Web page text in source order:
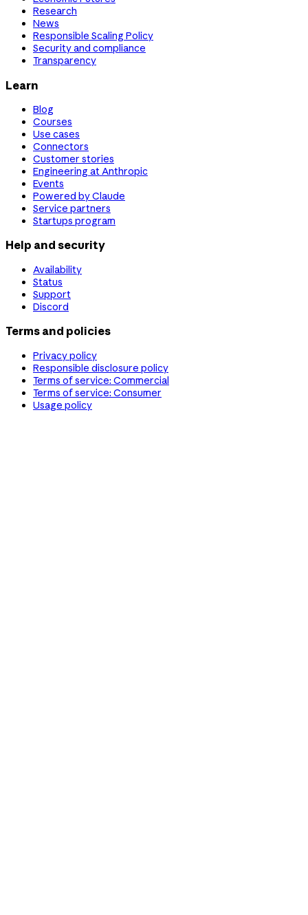
Research
News
Responsible Scaling Policy
Security and compliance
Transparency
Learn
Blog
Courses
Use cases
Connectors
Customer stories
Engineering at Anthropic
Events
Powered by Claude
Service partners
Startups program
Help and security
Availability
Status
Support
Discord
Terms and policies
Privacy policy
Responsible disclosure policy
Terms of service: Commercial
Terms of service: Consumer
Usage policy